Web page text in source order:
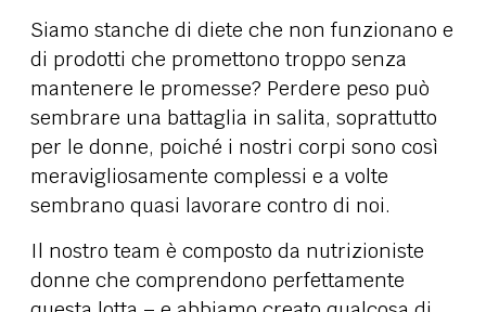
Siamo stanche di diete che non funzionano e
di prodotti che promettono troppo senza
mantenere le promesse? Perdere peso può
sembrare una battaglia in salita, soprattutto
per le donne, poiché i nostri corpi sono così
meravigliosamente complessi e a volte
sembrano quasi lavorare contro di noi.
Il nostro team è composto da nutrizioniste
donne che comprendono perfettamente